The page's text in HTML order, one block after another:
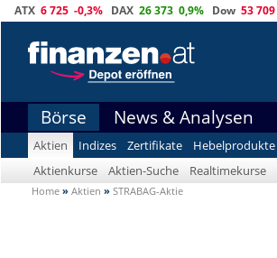
ATX 6 725 -0,3% DAX 26 373 0,9% Dow 53 709
Börse News & Analysen
Aktien Indizes Zertifikate Hebelprodukte
Aktienkurse
Aktien-Suche Realtimekurse
Home » Aktien » STRABAG-Aktie